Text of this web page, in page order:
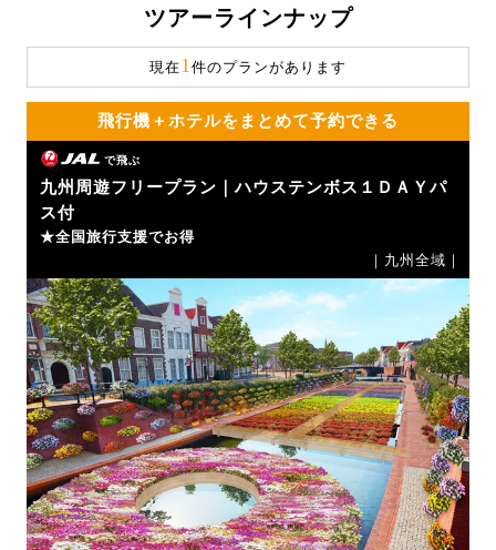
ツアーラインナップ
現在1 件のプランがあります
飛行機＋ホテルをまとめて予約できる
で飛ぶ
九州周遊フリープラン｜ハウステンボス１ＤＡＹパ
ス付
★全国旅行支援でお得
｜九州全域｜